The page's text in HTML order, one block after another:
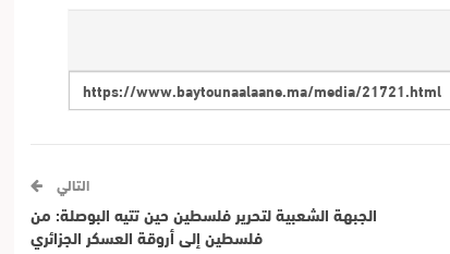
التالي
الجبهة الشعبية لتحرير فلسطين حين تتيه البوصلة: من
فلسطين إلى أروقة العسكر الجزائري